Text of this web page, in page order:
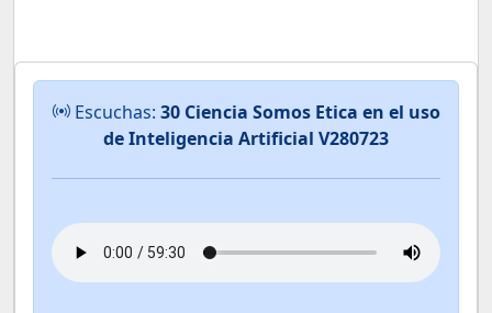
Escuchas: 30 Ciencia Somos Etica en el uso
de Inteligencia Artificial V280723